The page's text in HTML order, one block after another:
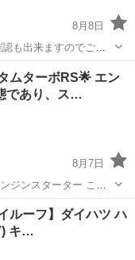
8月8日
も出来ますのでご不
さい！ ☆車両情
車両
であり、ス…
8月7日
ルーフ】ダイハツ ハ
キ…